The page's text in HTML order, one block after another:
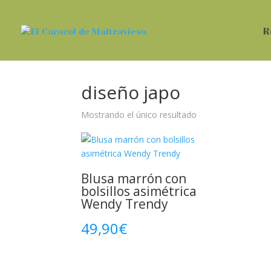
diseño japo
Mostrando el único resultado
Blusa marrón con
bolsillos asimétrica
Wendy Trendy
49,90€